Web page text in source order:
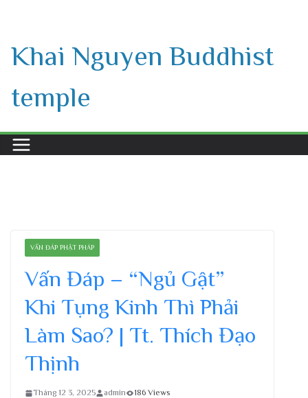
content
Khai Nguyen Buddhist
temple
VẤN ĐÁP PHẬT PHÁP
Vấn Đáp – “Ngủ Gật”
Khi Tụng Kinh Thì Phải
Làm Sao? | Tt. Thích Đạo
Thịnh
Tháng 12 3, 2025 admin
186 Views